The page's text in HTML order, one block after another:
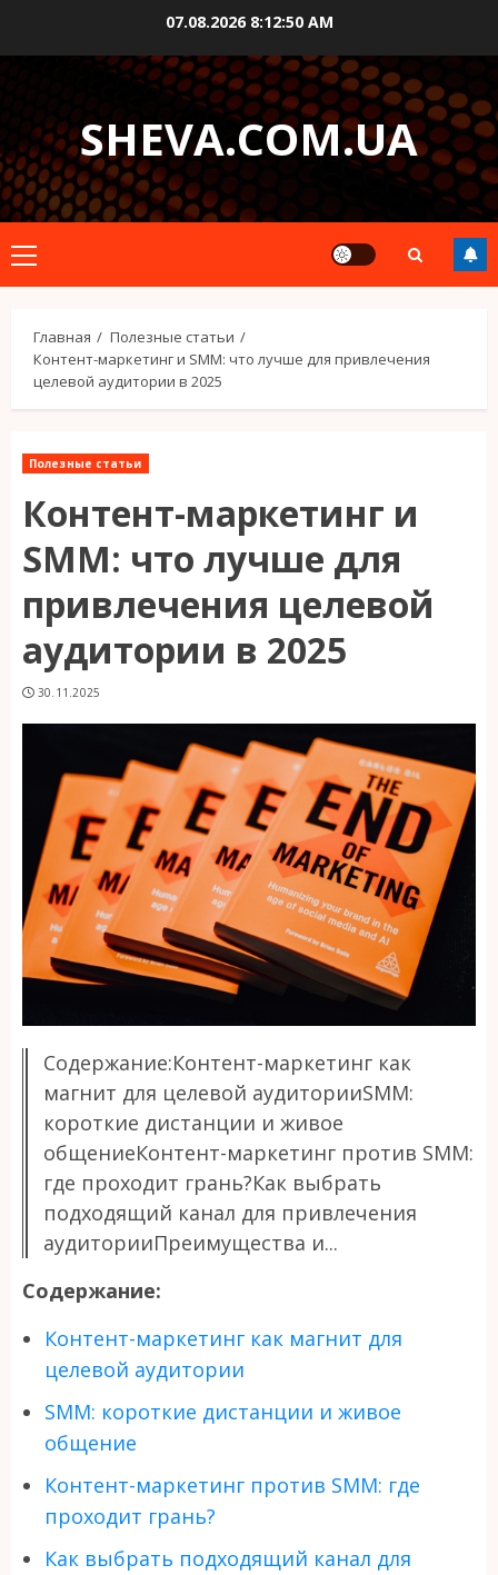
содержимому
07.08.2026 8:12:51 AM
SHEVA.COM.UA
Основное
меню
Главная
Полезные статьи
Контент-маркетинг и SMM: что лучше для привлечения
целевой аудитории в 2025
Полезные статьи
Контент-маркетинг и
SMM: что лучше для
привлечения целевой
аудитории в 2025
30.11.2025
Содержание:Контент-маркетинг как
магнит для целевой аудиторииSMM:
короткие дистанции и живое
общениеКонтент-маркетинг против SMM:
где проходит грань?Как выбрать
подходящий канал для привлечения
аудиторииПреимущества и...
Содержание:
Контент-маркетинг как магнит для
целевой аудитории
SMM: короткие дистанции и живое
общение
Контент-маркетинг против SMM: где
проходит грань?
Как выбрать подходящий канал для